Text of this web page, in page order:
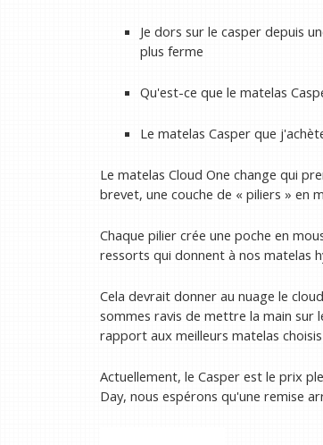
Je dors sur le casper depuis
plus ferme
Qu'est-ce que le matelas
Le matelas Casper que
Le matelas Cloud One change qui
brevet, une couche de « piliers » en
Chaque pilier crée une poche en
ressorts qui donnent à nos matelas
Cela devrait donner au nuage le
sommes ravis de mettre la main sur
rapport aux meilleurs matelas
Actuellement, le Casper est le prix
Day, nous espérons qu'une remise